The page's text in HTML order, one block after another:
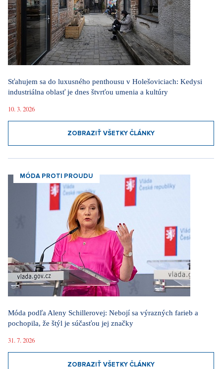
Sťahujem sa do luxusného penthousu v Holešoviciach: Kedysi
industriálna oblasť je dnes štvrťou umenia a kultúry
10. 3. 2026
ZOBRAZIŤ VŠETKY ČLÁNKY
MÓDA PROTI PROUDU
Móda podľa Aleny Schillerovej: Nebojí sa výrazných farieb a
pochopila, že štýl je súčasťou jej značky
31. 7. 2026
ZOBRAZIŤ VŠETKY ČLÁNKY